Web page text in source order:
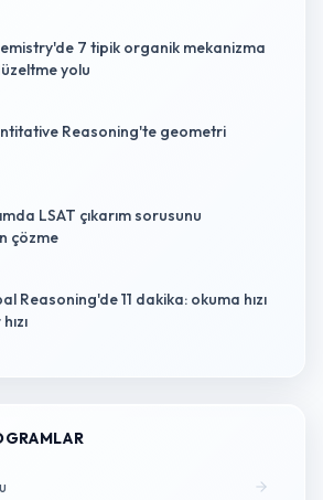
7 tipik organik mekanizma
yolu
Reasoning'te geometri
LSAT çıkarım sorusunu
çözme
Reasoning'de 11 dakika: okuma hızı